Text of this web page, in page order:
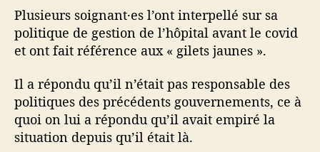
Plusieurs soignant·es l’ont interpellé sur sa
politique de gestion de l’hôpital avant le covid
et ont fait référence aux « gilets jaunes ».
Il a répondu qu’il n’était pas responsable des
politiques des précédents gouvernements, ce à
quoi on lui a répondu qu’il avait empiré la
situation depuis qu’il était là.